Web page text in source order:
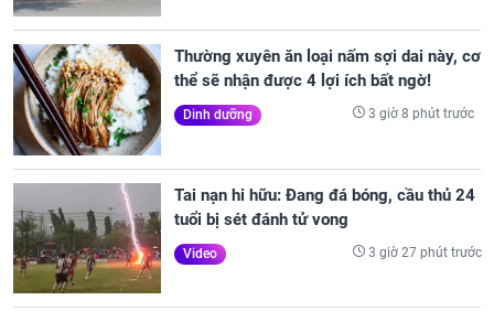
Thường xuyên ăn loại nấm sợi dai này, cơ
thể sẽ nhận được 4 lợi ích bất ngờ!
Dinh dưỡng 3 giờ 8 phút trước
Tai nạn hi hữu: Đang đá bóng, cầu thủ 24
tuổi bị sét đánh tử vong
Video 3 giờ 27 phút trước